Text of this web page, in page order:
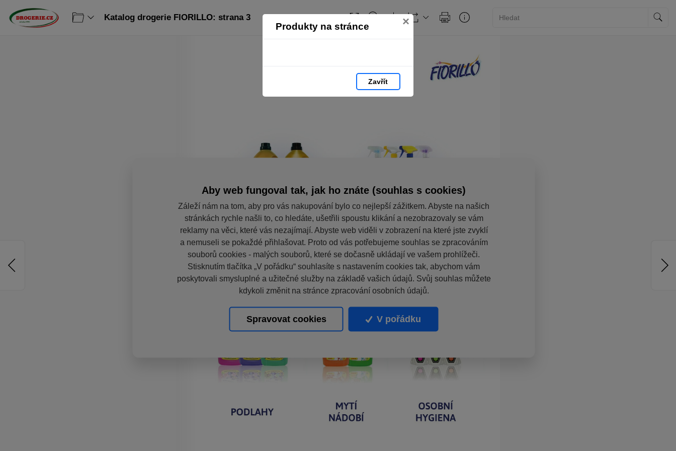
Produkty na stránce ×
Zavřít
Katalog drogerie FIORILLO: strana 3
Aby web fungoval tak, jak ho znáte (souhlas s cookies)
Záleží nám na tom, aby pro vás nakupování bylo co nejlepší zážitkem. Abyste na našich
stránkách rychle našli to, co hledáte, ušetřili spoustu klikání a nezobrazovaly se vám
reklamy na věci, které vás nezajímají. Abyste web viděli v zobrazení na které jste zvyklí
a nemuseli se pokaždé přihlašovat. Proto od vás potřebujeme souhlas se zpracováním
souborů cookies - malých souborů, které se dočasně ukládají ve vašem prohlížeči.
Stisknutím tlačítka „V pořádku“ souhlasíte s nastavením cookies tak, abychom vám
poskytovali smysluplné a užitečné služby na základě vašich údajů. Svůj souhlas můžete
kdykoli změnit na stránce zpracování osobních údajů.
Spravovat cookies V pořádku